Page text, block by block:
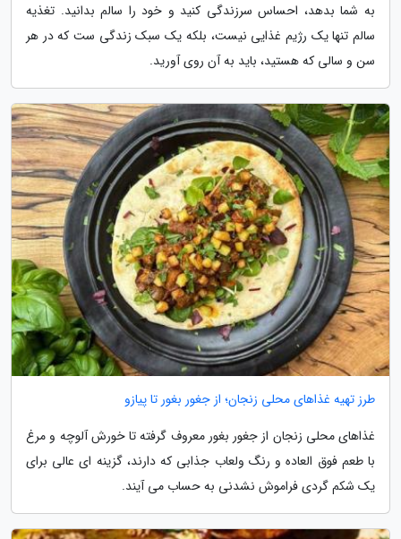
به شما بدهد، احساس سرزندگی کنید و خود را سالم بدانید. تغذیه
سالم تنها یک رژیم غذایی نیست، بلکه یک سبک زندگی ست که در هر
سن و سالی که هستید، باید به آن روی آورید.
طرز تهیه غذاهای محلی زنجان؛ از جغور بغور تا پیازو
غذاهای محلی زنجان از جغور بغور معروف گرفته تا خورش آلوچه و مرغ
با طعم فوق العاده و رنگ ولعاب جذابی که دارند، گزینه ای عالی برای
یک شکم گردی فراموش نشدنی به حساب می آیند.